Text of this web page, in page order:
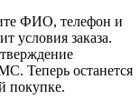
ФИО, телефон и
условия заказа.
Теперь останется
покупке.